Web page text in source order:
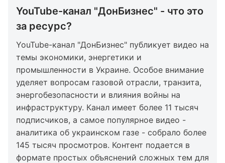
YouTube-канал "ДонБизнес" - что это
за ресурс?
YouTube-канал "ДонБизнес" публикует видео на
темы экономики, энергетики и
промышленности в Украине. Особое внимание
уделяет вопросам газовой отрасли, транзита,
энергобезопасности и влияния войны на
инфраструктуру. Канал имеет более 11 тысяч
подписчиков, а самое популярное видео -
аналитика об украинском газе - собрало более
145 тысяч просмотров. Контент подается в
формате простых объяснений сложных тем для